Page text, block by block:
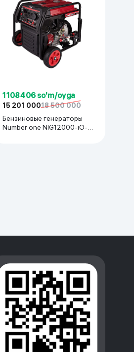
1 108 406 so'm/oyga
15 201 00018 500 000
Бензиновые генераторы
Number one NIG12000-iO-